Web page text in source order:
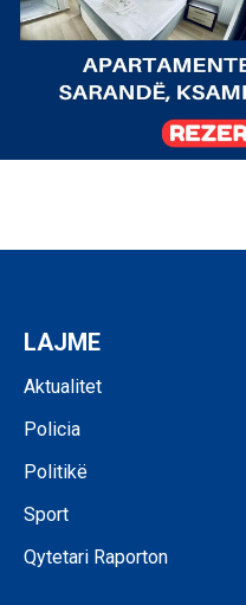
LAJME
Aktualitet
Policia
Politikë
Sport
Qytetari Raporton